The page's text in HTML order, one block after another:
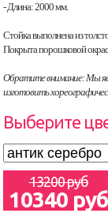
- Длина: 2000 мм.
Стойка выполнена из
Покрыта порошковой
Обратите внимание: Мы
изготовить
Выберите
13200 руб
10340 руб